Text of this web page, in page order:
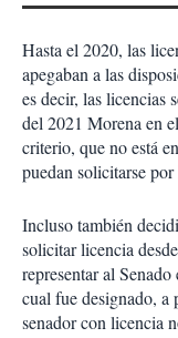
Hasta el 2020, las
apegaban a las
es decir, las licencias
del 2021 Morena en el
criterio, que no está
puedan solicitarse por
Incluso también
solicitar licencia
representar al
cual fue designado, a
senador con licencia